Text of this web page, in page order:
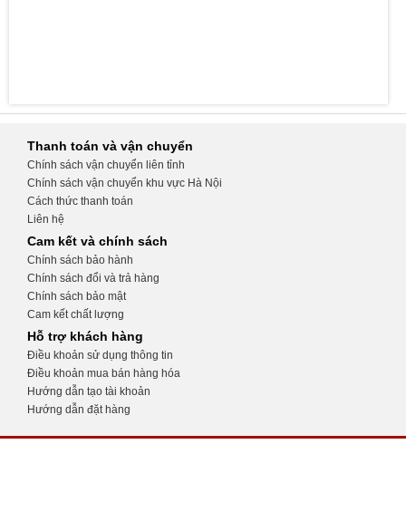
Thanh toán và vận chuyển
Chính sách vận chuyển liên tỉnh
Chính sách vận chuyển khu vực Hà Nội
Cách thức thanh toán
Liên hệ
Cam kết và chính sách
Chính sách bảo hành
Chính sách đổi và trả hàng
Chính sách bảo mật
Cam kết chất lượng
Hỗ trợ khách hàng
Điều khoản sử dụng thông tin
Điều khoản mua bán hàng hóa
Hướng dẫn tạo tài khoản
Hướng dẫn đặt hàng